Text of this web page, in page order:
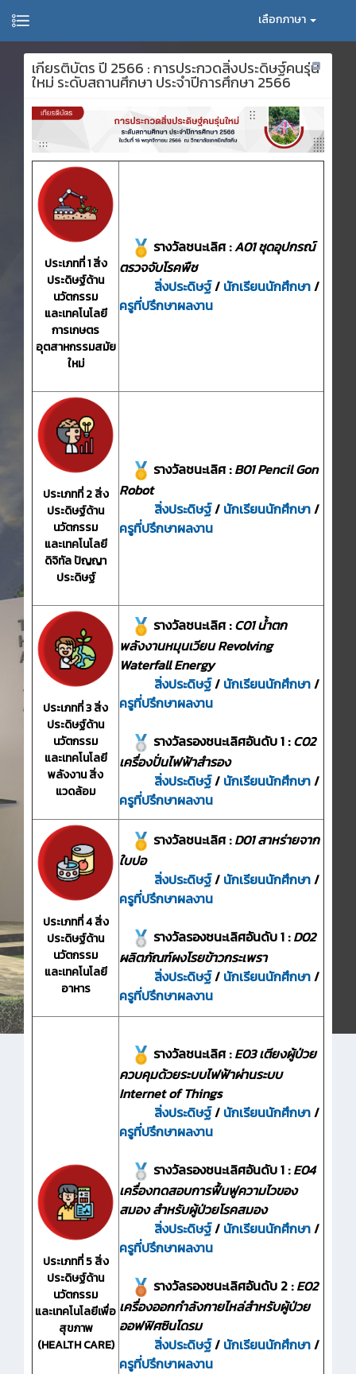
เลือกภาษา
เกียรติบัตร ปี 2566 : การประกวดสิ่งประดิษฐ์คนรุ่น
ใหม่ ระดับสถานศึกษา ประจำปีการศึกษา 2566
ประเภทที่ 1 สิ่ง
ประดิษฐ์ด้าน
นวัตกรรม
และเทคโนโลยี
การเกษตร
อุตสาหกรรมสมัย
ใหม่
รางวัลชนะเลิศ :A01 ชุดอุปกรณ์
ตรวจจับโรคพืช
สิ่งประดิษฐ์/ นักเรียนนักศึกษา/
ครูที่ปรึกษาผลงาน
ประเภทที่ 2 สิ่ง
ประดิษฐ์ด้าน
นวัตกรรม
และเทคโนโลยี
ดิจิทัล ปัญญา
ประดิษฐ์
รางวัลชนะเลิศ :B01 Pencil Gon
Robot
สิ่งประดิษฐ์/ นักเรียนนักศึกษา/
ครูที่ปรึกษาผลงาน
ประเภทที่ 3 สิ่ง
ประดิษฐ์ด้าน
นวัตกรรม
และเทคโนโลยี
พลังงาน สิ่ง
แวดล้อม
รางวัลชนะเลิศ :C01 น้ำตก
พลังงานหมุนเวียน Revolving
Waterfall Energy
สิ่งประดิษฐ์/ นักเรียนนักศึกษา/
ครูที่ปรึกษาผลงาน
รางวัลรองชนะเลิศอันดับ 1 :C02
เครื่องปั่นไฟฟ้าสำรอง
สิ่งประดิษฐ์/ นักเรียนนักศึกษา/
ครูที่ปรึกษาผลงาน
ประเภทที่ 4 สิ่ง
ประดิษฐ์ด้าน
นวัตกรรม
และเทคโนโลยี
อาหาร
รางวัลชนะเลิศ :D01 สาหร่ายจาก
ใบปอ
สิ่งประดิษฐ์/ นักเรียนนักศึกษา/
ครูที่ปรึกษาผลงาน
รางวัลรองชนะเลิศอันดับ 1 :D02
ผลิตภัณฑ์ผงโรยข้าวกระเพรา
สิ่งประดิษฐ์/ นักเรียนนักศึกษา/
ครูที่ปรึกษาผลงาน
ประเภทที่ 5 สิ่ง
ประดิษฐ์ด้าน
นวัตกรรม
และเทคโนโลยีเพื่อ
สุขภาพ
(HEALTH CARE)
รางวัลชนะเลิศ :E03 เตียงผู้ป่วย
ควบคุมด้วยระบบไฟฟ้าผ่านระบบ
Internet of Things
สิ่งประดิษฐ์/ นักเรียนนักศึกษา/
ครูที่ปรึกษาผลงาน
รางวัลรองชนะเลิศอันดับ 1 :E04
เครื่องทดสอบการฟื้นฟูความไวของ
สมอง สำหรับผู้ป่วยโรคสมอง
สิ่งประดิษฐ์/ นักเรียนนักศึกษา/
ครูที่ปรึกษาผลงาน
รางวัลรองชนะเลิศอันดับ 2 :E02
เครื่องออกกำลังกายไหล่สำหรับผู้ป่วย
ออฟฟิศซินโดรม
สิ่งประดิษฐ์/ นักเรียนนักศึกษา/
ครูที่ปรึกษาผลงาน